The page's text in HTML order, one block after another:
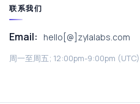
联系我们
Email: hello[@]zylalabs.com
周一至周五; 12:00pm-9:00pm